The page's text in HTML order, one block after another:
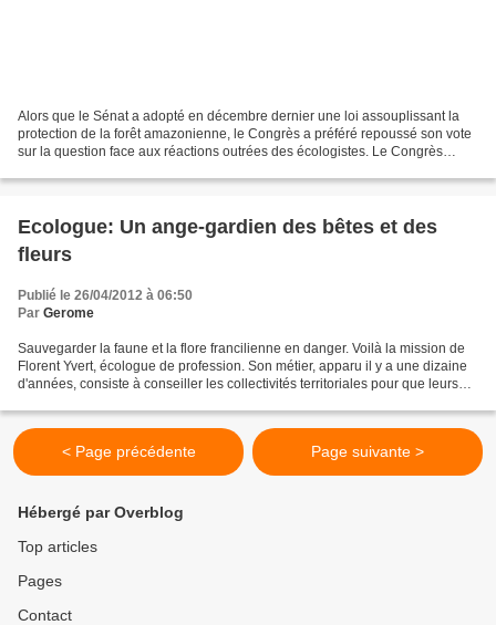
Alors que le Sénat a adopté en décembre dernier une loi assouplissant la
protection de la forêt amazonienne, le Congrès a préféré repoussé son vote
sur la question face aux réactions outrées des écologistes. Le Congrès
Ecologue: Un ange-gardien des bêtes et des
fleurs
Publié le 26/04/2012 à 06:50
Par Gerome
Sauvegarder la faune et la flore francilienne en danger. Voilà la mission de
Florent Yvert, écologue de profession. Son métier, apparu il y a une dizaine
d'années, consiste à conseiller les collectivités territoriales pour que leurs
< Page précédente Page suivante >
Hébergé par Overblog
Top articles
Pages
Contact